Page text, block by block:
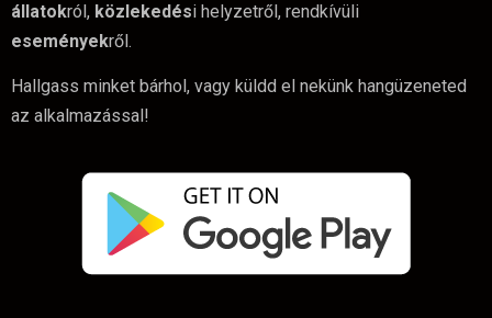
állatokról, közlekedési helyzetről, rendkívüli
eseményekről.
Hallgass minket bárhol, vagy küldd el nekünk hangüzeneted
az alkalmazással!